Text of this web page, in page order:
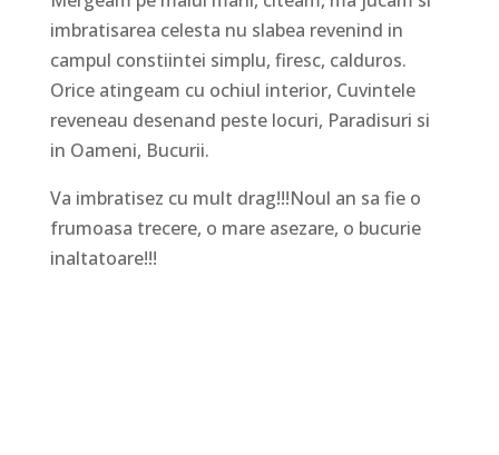
imbratisarea celesta nu slabea revenind in
campul constiintei simplu, firesc, calduros.
Orice atingeam cu ochiul interior, Cuvintele
reveneau desenand peste locuri, Paradisuri si
in Oameni, Bucurii.
Va imbratisez cu mult drag!!!Noul an sa fie o
frumoasa trecere, o mare asezare, o bucurie
inaltatoare!!!